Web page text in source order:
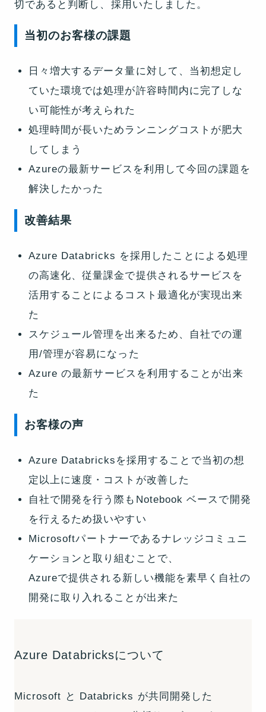
切であると判断し、採用いたしました。
当初のお客様の課題
日々増大するデータ量に対して、当初想定し
ていた環境では処理が許容時間内に完了しな
い可能性が考えられた
処理時間が長いためランニングコストが肥大
してしまう
Azureの最新サービスを利用して今回の課題を
解決したかった
改善結果
Azure Databricks を採用したことによる処理
の高速化、従量課金で提供されるサービスを
活用することによるコスト最適化が実現出来
た
スケジュール管理を出来るため、自社での運
用/管理が容易になった
Azure の最新サービスを利用することが出来
た
お客様の声
Azure Databricksを採用することで当初の想
定以上に速度・コストが改善した
自社で開発を行う際もNotebook ベースで開発
を行えるため扱いやすい
Microsoftパートナーであるナレッジコミュニ
ケーションと取り組むことで、
Azureで提供される新しい機能を素早く自社の
開発に取り入れることが出来た
Azure Databricksについて
Microsoft と Databricks が共同開発した